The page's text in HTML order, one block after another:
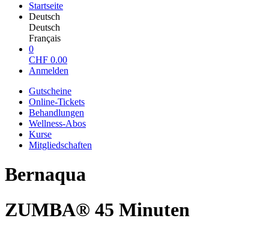
Startseite
Deutsch
Deutsch
Français
0
CHF 0.00
Anmelden
Gutscheine
Online-Tickets
Behandlungen
Wellness-Abos
Kurse
Mitgliedschaften
Bernaqua
ZUMBA® 45 Minuten